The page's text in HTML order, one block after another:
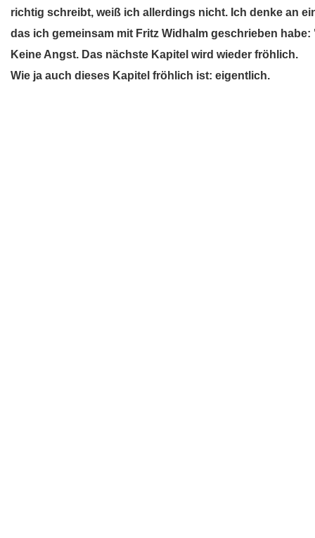
richtig schreibt, weiß ich allerdings nicht. Ich denke an
das ich gemeinsam mit Fritz Widhalm geschrieben
Keine Angst. Das nächste Kapitel wird wieder fröhlich.
Wie ja auch dieses Kapitel fröhlich ist: eigentlich.